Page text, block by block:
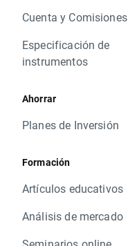
Cuenta y Comisiones
Especificación de
instrumentos
Ahorrar
Planes de Inversión
Formación
Artículos educativos
Análisis de mercado